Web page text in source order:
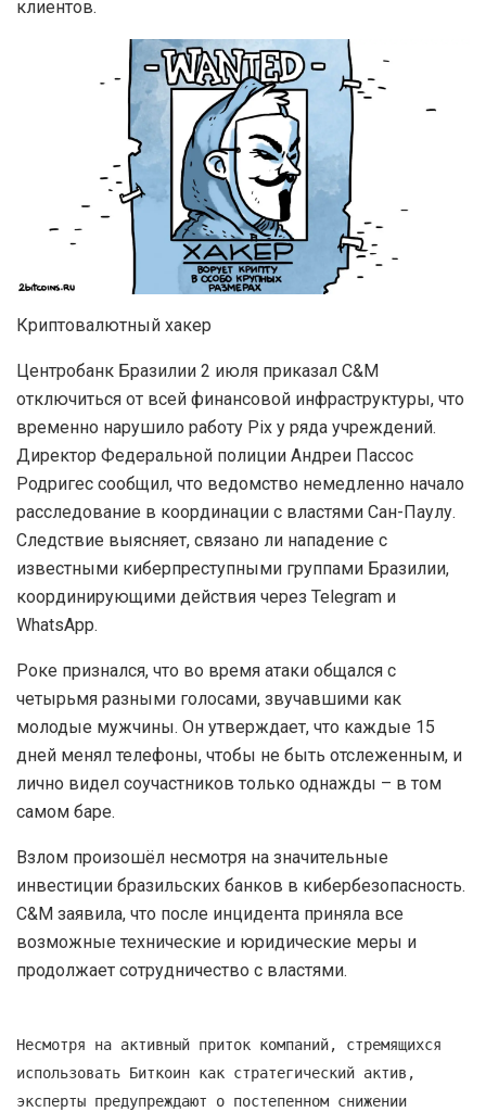
клиентов.
Криптовалютный хакер
Центробанк Бразилии 2 июля приказал C&M
отключиться от всей финансовой инфраструктуры, что
временно нарушило работу Pix у ряда учреждений.
Директор Федеральной полиции Андреи Пассос
Родригес сообщил, что ведомство немедленно начало
расследование в координации с властями Сан-Паулу.
Следствие выясняет, связано ли нападение с
известными киберпреступными группами Бразилии,
координирующими действия через Telegram и
WhatsApp.
Роке признался, что во время атаки общался с
четырьмя разными голосами, звучавшими как
молодые мужчины. Он утверждает, что каждые 15
дней менял телефоны, чтобы не быть отслеженным, и
лично видел соучастников только однажды – в том
самом баре.
Взлом произошёл несмотря на значительные
инвестиции бразильских банков в кибербезопасность.
C&M заявила, что после инцидента приняла все
возможные технические и юридические меры и
продолжает сотрудничество с властями.
Несмотря на активный приток компаний, стремящихся
использовать Биткоин как стратегический актив,
эксперты предупреждают о постепенном снижении